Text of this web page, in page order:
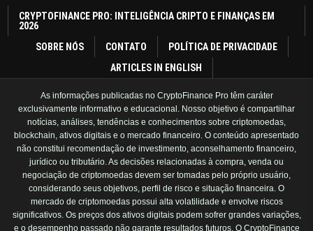
CRYPTOFINANCE PRO: INTELIGÊNCIA CRIPTO E FINANÇAS EM
2026
SOBRE NÓS
CONTATO
POLÍTICA DE PRIVACIDADE
ARTICLES IN ENGLISH
As informações publicadas no CryptoFinance Pro têm caráter
exclusivamente informativo e educacional. Nosso objetivo é compartilhar
notícias, análises, tendências e conhecimentos sobre criptomoedas,
blockchain, ativos digitais e o mercado financeiro. O conteúdo apresentado
não constitui recomendação de investimento, aconselhamento financeiro,
jurídico ou tributário. As decisões relacionadas à compra, venda ou
negociação de criptomoedas devem ser tomadas pelo próprio usuário,
considerando seus objetivos, perfil de risco e situação financeira. O
mercado de criptomoedas possui alta volatilidade e envolve riscos
significativos. Os preços dos ativos digitais podem sofrer grandes variações,
e o desempenho passado não garante resultados futuros. O CryptoFinance